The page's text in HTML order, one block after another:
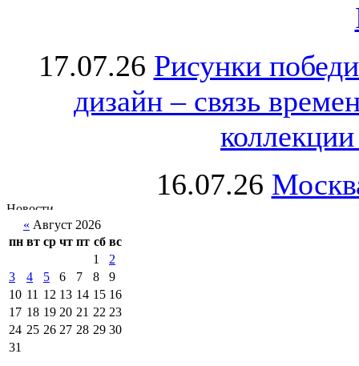
17.07.26 Рисунки
дизайн – связь
16.07.26
« Август 2026
пн вт ср чт пт сб вс
1
2
3
4 5 6 7 8
9
10 11 12 13 14 15 16
17 18 19 20 21 22 23
24 25 26 27 28 29 30
31